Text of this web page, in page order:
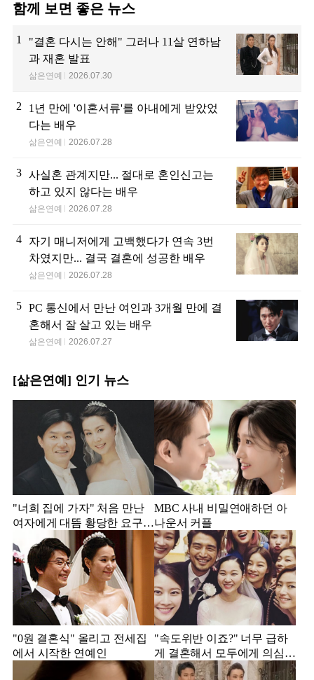
함께 보면 좋은 뉴스
1
"결혼 다시는 안해" 그러나 11살 연하남
과 재혼 발표
삶은연예 2026.07.30
2
1년 만에 '이혼서류'를 아내에게 받았었
다는 배우
삶은연예 2026.07.28
3 사실혼 관계지만... 절대로 혼인신고는
하고 있지 않다는 배우
삶은연예 2026.07.28
4
자기 매니저에게 고백했다가 연속 3번
차였지만... 결국 결혼에 성공한 배우
삶은연예 2026.07.28
5 PC 통신에서 만난 여인과 3개월 만에 결
혼해서 잘 살고 있는 배우
삶은연예 2026.07.27
[삶은연예] 인기 뉴스
"너희 집에 가자" 처음 만난
여자에게 대뜸 황당한 요구
했다는 MBC 아나운서
MBC 사내 비밀연애하던 아
나운서 커플
"0원 결혼식" 올리고 전세집
에서 시작한 연예인
"속도위반 이죠?" 너무 급하
게 결혼해서 모두에게 의심
받았던 스타